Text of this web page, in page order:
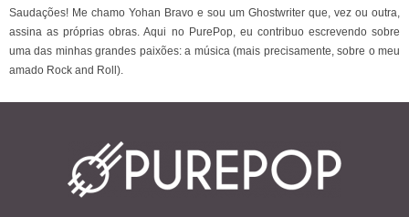
Saudações! Me chamo Yohan Bravo e sou um Ghostwriter que, vez ou outra,
assina as próprias obras. Aqui no PurePop, eu contribuo escrevendo sobre
uma das minhas grandes paixões: a música (mais precisamente, sobre o meu
amado Rock and Roll).